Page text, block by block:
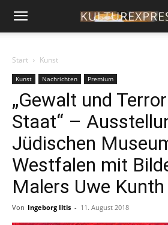
Start Kunst
Kunst Nachrichten Premium
„Gewalt und
Staat“ –
Jüdischen
Westfalen mit
Malers Uwe Kunth
Von Ingeborg Iltis - 11. August 2018